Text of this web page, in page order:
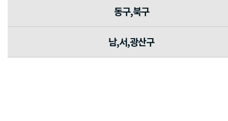
동구,북구
남,서,광산구